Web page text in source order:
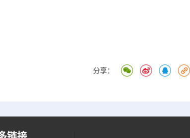
分享：